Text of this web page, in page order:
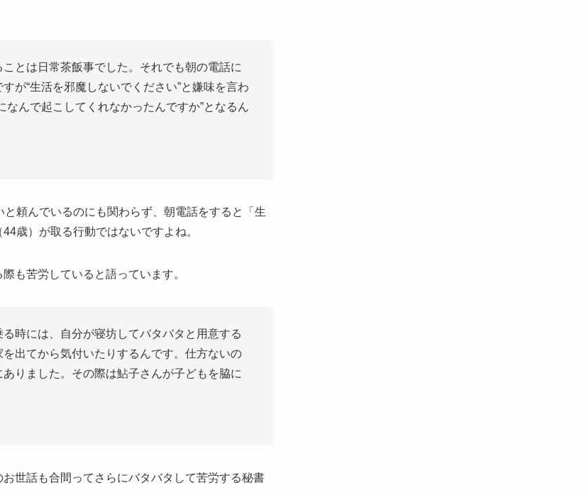
とは日常茶飯事でした。それでも朝の電話に
が“生活を邪魔しないでください”と嫌味を言わ
んで起こしてくれなかったんですか”となるん
頼んでいるのにも関わらず、朝電話をすると「生
歳）が取る行動ではないですよね。
も苦労していると語っています。
時には、自分が寝坊してバタバタと用意する
出てから気付いたりするんです。仕方ないの
りました。その際は鮎子さんが子どもを脇に
世話も合間ってさらにバタバタして苦労する秘書